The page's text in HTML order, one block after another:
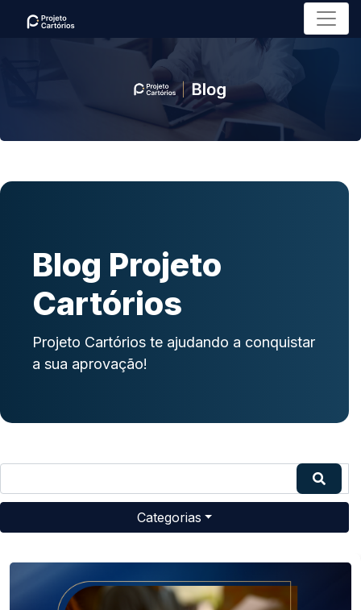
Menu
Blog Projeto
Cartórios
Projeto Cartórios te ajudando a conquistar
a sua aprovação!
Categorias